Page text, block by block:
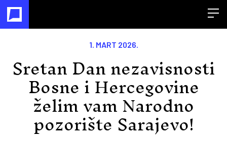
1. MART 2026.
Sretan Dan nezavisnosti
Bosne i Hercegovine
želim vam Narodno
pozorište Sarajevo!